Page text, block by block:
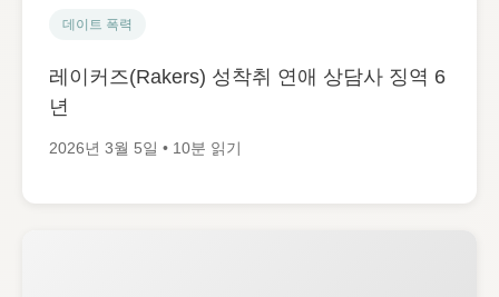
데이트 폭력
레이커즈(Rakers) 성착취 연애 상담사 징역 6
년
2026년 3월 5일 • 10분 읽기